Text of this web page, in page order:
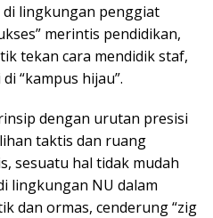
lingkungan penggiat
merintis pendidikan,
tekan cara mendidik staf,
“kampus hijau”.
dengan urutan presisi
taktis dan ruang
sesuatu hal tidak mudah
lingkungan NU dalam
dan ormas, cenderung “zig